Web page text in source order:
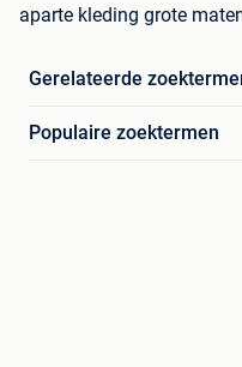
aparte kleding grote
Gerelateerde
Populaire zoektermen